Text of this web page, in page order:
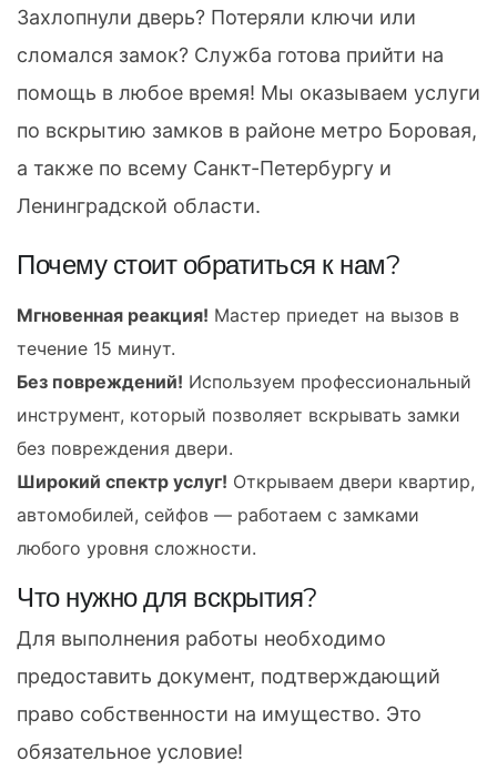
Захлопнули дверь? Потеряли ключи или
сломался замок? Служба готова прийти на
помощь в любое время! Мы оказываем услуги
по вскрытию замков в районе метро Боровая,
а также по всему Санкт-Петербургу и
Ленинградской области.
Почему стоит обратиться к нам?
Мгновенная реакция! Мастер приедет на вызов в
течение 15 минут.
Без повреждений! Используем профессиональный
инструмент, который позволяет вскрывать замки
без повреждения двери.
Широкий спектр услуг! Открываем двери квартир,
автомобилей, сейфов — работаем с замками
любого уровня сложности.
Что нужно для вскрытия?
Для выполнения работы необходимо
предоставить документ, подтверждающий
право собственности на имущество. Это
обязательное условие!